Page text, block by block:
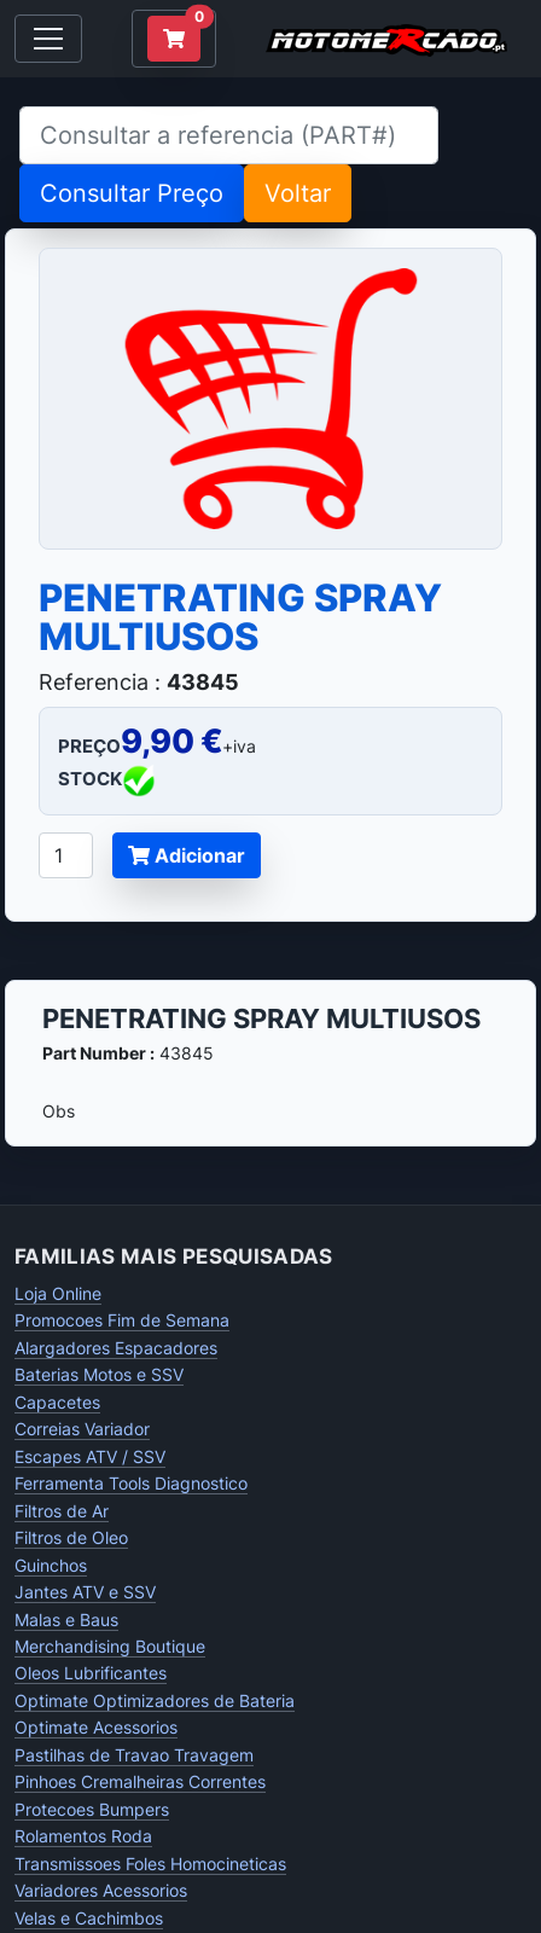
0
Consultar Preço Voltar
PENETRATING SPRAY
MULTIUSOS
Referencia : 43845
PREÇO9,90 €+iva
STOCK
Adicionar
PENETRATING SPRAY MULTIUSOS
Part Number :43845
Obs
FAMILIAS MAIS PESQUISADAS
Loja Online
Promocoes Fim de Semana
Alargadores Espacadores
Baterias Motos e SSV
Capacetes
Correias Variador
Escapes ATV / SSV
Ferramenta Tools Diagnostico
Filtros de Ar
Filtros de Oleo
Guinchos
Jantes ATV e SSV
Malas e Baus
Merchandising Boutique
Oleos Lubrificantes
Optimate Optimizadores de Bateria
Optimate Acessorios
Pastilhas de Travao Travagem
Pinhoes Cremalheiras Correntes
Protecoes Bumpers
Rolamentos Roda
Transmissoes Foles Homocineticas
Variadores Acessorios
Velas e Cachimbos